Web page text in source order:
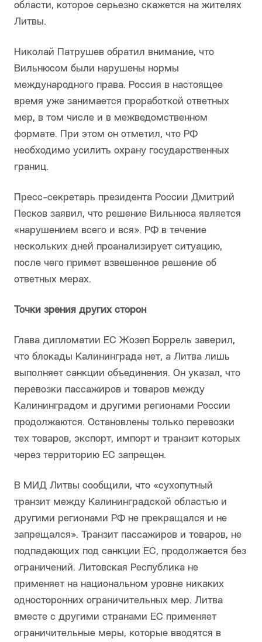
области, которое серьезно скажется на жителях
Литвы.
Николай Патрушев обратил внимание, что
Вильнюсом были нарушены нормы
международного права. Россия в настоящее
время уже занимается проработкой ответных
мер, в том числе и в межведомственном
формате. При этом он отметил, что РФ
необходимо усилить охрану государственных
границ.
Пресс-секретарь президента России Дмитрий
Песков заявил, что решение Вильнюса является
«нарушением всего и вся». РФ в течение
нескольких дней проанализирует ситуацию,
после чего примет взвешенное решение об
ответных мерах.
Точки зрения других сторон
Глава дипломатии ЕС Жозеп Боррель заверил,
что блокады Калининграда нет, а Литва лишь
выполняет санкции объединения. Он указал, что
перевозки пассажиров и товаров между
Калининградом и другими регионами России
продолжаются. Остановлены только перевозки
тех товаров, экспорт, импорт и транзит которых
через территорию ЕС запрещен.
В МИД Литвы сообщили, что «сухопутный
транзит между Калининградской областью и
другими регионами РФ не прекращался и не
запрещался». Транзит пассажиров и товаров, не
подпадающих под санкции ЕС, продолжается без
ограничений. Литовская Республика не
применяет на национальном уровне никаких
односторонних ограничительных мер. Литва
вместе с другими странами ЕС применяет
ограничительные меры, которые вводятся в